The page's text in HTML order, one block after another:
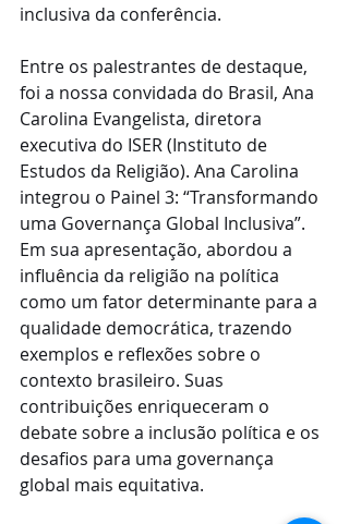
inclusiva da conferência.
Entre os palestrantes de destaque,
foi a nossa convidada do Brasil, Ana
Carolina Evangelista, diretora
executiva do ISER (Instituto de
Estudos da Religião). Ana Carolina
integrou o Painel 3: “Transformando
uma Governança Global Inclusiva”.
Em sua apresentação, abordou a
influência da religião na política
como um fator determinante para a
qualidade democrática, trazendo
exemplos e reflexões sobre o
contexto brasileiro. Suas
contribuições enriqueceram o
debate sobre a inclusão política e os
desafios para uma governança
global mais equitativa.